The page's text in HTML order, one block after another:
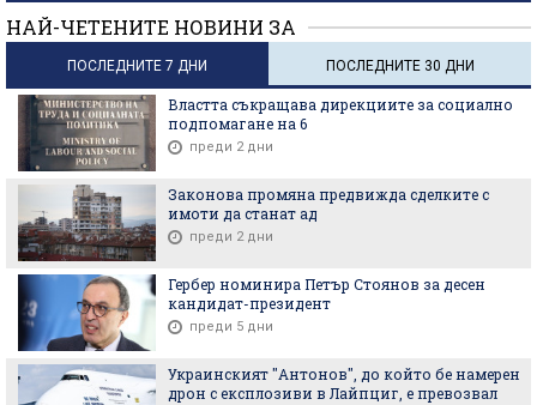
НАЙ-ЧЕТЕНИТЕ НОВИНИ ЗА
ПОСЛЕДНИТЕ 7 ДНИ ПОСЛЕДНИТЕ 30 ДНИ
Властта съкращава дирекциите за социално
подпомагане на 6
преди 2 дни
Законова промяна предвижда сделките с
имоти да станат ад
преди 2 дни
Гербер номинира Петър Стоянов за десен
кандидат-президент
преди 5 дни
Украинският "Антонов", до който бе намерен
дрон с експлозиви в Лайпциг, е превозвал